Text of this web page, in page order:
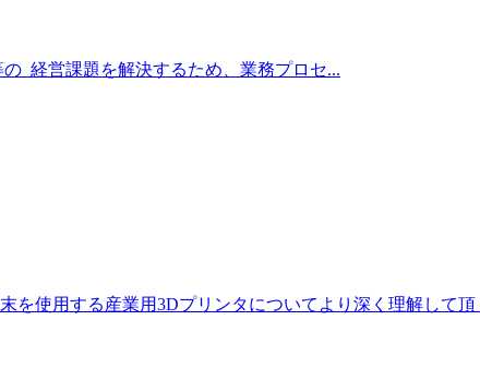
経営課題を解決するため、業務プロセ...
を使用する産業用3Dプリンタについてより深く理解して頂